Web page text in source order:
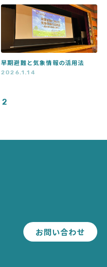
早期避難と気象情報の活用法
2026.1.14
2
お問い合わせ